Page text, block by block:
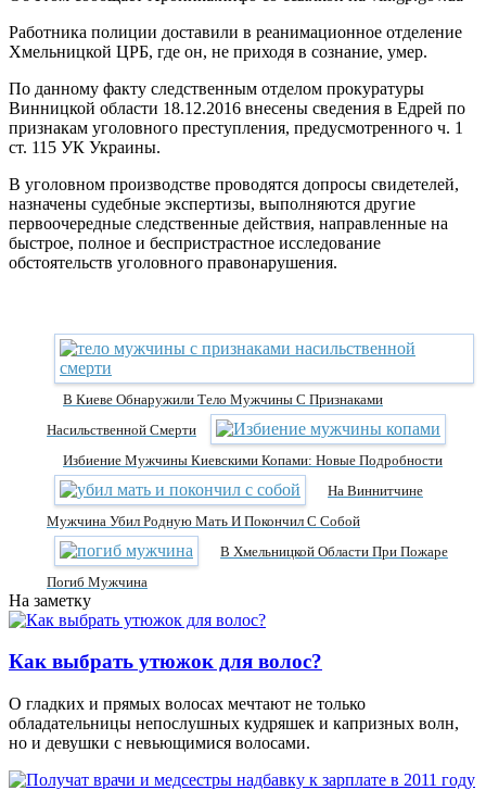
Работника полиции доставили в реанимационное отделение
Хмельницкой ЦРБ, где он, не приходя в сознание, умер.
По данному факту следственным отделом прокуратуры
Винницкой области 18.12.2016 внесены сведения в Едрей по
признакам уголовного преступления, предусмотренного ч. 1
ст. 115 УК Украины.
В уголовном производстве проводятся допросы свидетелей,
назначены судебные экспертизы, выполняются другие
первоочередные следственные действия, направленные на
быстрое, полное и беспристрастное исследование
обстоятельств уголовного правонарушения.
В Киеве Обнаружили Тело Мужчины С Признаками
Насильственной Смерти
Избиение Мужчины Киевскими Копами: Новые Подробности
На Виннитчине
Мужчина Убил Родную Мать И Покончил С Собой
В Хмельницкой Области При Пожаре
Погиб Мужчина
На заметку
Как выбрать утюжок для волос?
О гладких и прямых волосах мечтают не только
обладательницы непослушных кудряшек и капризных волн,
но и девушки с невьющимися волосами.